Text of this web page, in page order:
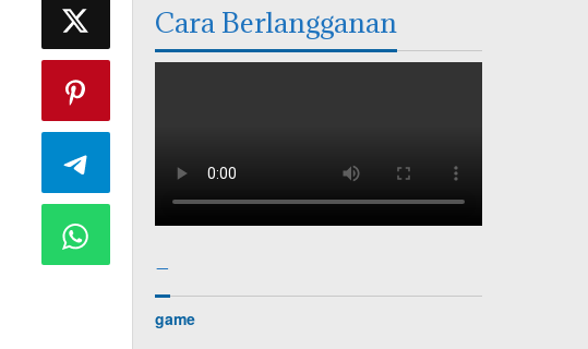
Cara Berlangganan
–
game